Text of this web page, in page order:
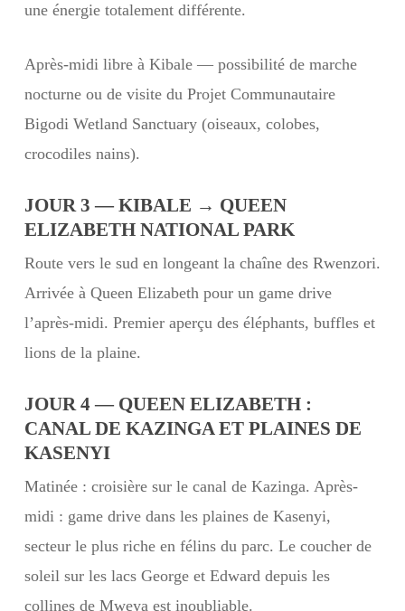
une énergie totalement différente.
Après-midi libre à Kibale — possibilité de marche
nocturne ou de visite du Projet Communautaire
Bigodi Wetland Sanctuary (oiseaux, colobes,
crocodiles nains).
JOUR 3 — KIBALE → QUEEN
ELIZABETH NATIONAL PARK
Route vers le sud en longeant la chaîne des Rwenzori.
Arrivée à Queen Elizabeth pour un game drive
l’après-midi. Premier aperçu des éléphants, buffles et
lions de la plaine.
JOUR 4 — QUEEN ELIZABETH :
CANAL DE KAZINGA ET PLAINES DE
KASENYI
Matinée : croisière sur le canal de Kazinga. Après-
midi : game drive dans les plaines de Kasenyi,
secteur le plus riche en félins du parc. Le coucher de
soleil sur les lacs George et Edward depuis les
collines de Mweya est inoubliable.